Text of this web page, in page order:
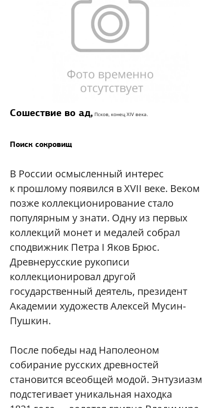
Сошествие во ад, Псков, конец XIV века.
Поиск сокровищ
В России осмысленный интерес
к прошлому появился в XVII веке. Веком
позже коллекционирование стало
популярным у знати. Одну из первых
коллекций монет и медалей собрал
сподвижник Петра I Яков Брюс.
Древнерусские рукописи
коллекционировал другой
государственный деятель, президент
Академии художеств Алексей Мусин-
Пушкин.
После победы над Наполеоном
собирание русских древностей
становится всеобщей модой. Энтузиазм
подстегивает уникальная находка